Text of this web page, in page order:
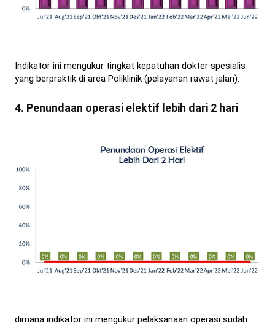
Indikator ini mengukur tingkat kepatuhan dokter spesialis
yang berpraktik di area Poliklinik (pelayanan rawat jalan).
4. Penundaan operasi elektif lebih dari 2 hari
dimana indikator ini mengukur pelaksanaan operasi sudah